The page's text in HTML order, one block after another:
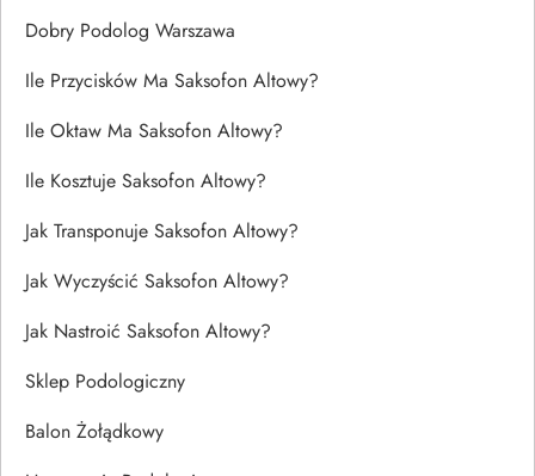
Dobry Podolog Warszawa
Ile Przycisków Ma Saksofon Altowy?
Ile Oktaw Ma Saksofon Altowy?
Ile Kosztuje Saksofon Altowy?
Jak Transponuje Saksofon Altowy?
Jak Wyczyścić Saksofon Altowy?
Jak Nastroić Saksofon Altowy?
Sklep Podologiczny
Balon Żołądkowy